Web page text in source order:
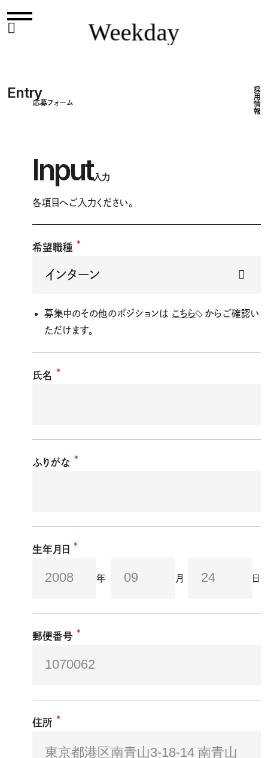
Weekday
Weekday
採用情報
Entry
応募フォーム
Input入力
各項目へご入力ください。
希望職種 *
募集中のその他のポジションは こちら からご確認い
ただけます。
氏名 *
ふりがな *
生年月日 *
年 月 日
郵便番号 *
住所 *